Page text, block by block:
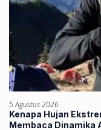
5 Agustus 2026
Kenapa Hujan
Membaca Dinamika